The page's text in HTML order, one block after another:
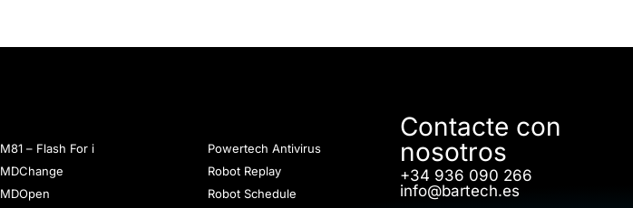
M81 – Flash For i
MDChange
MDOpen
Powertech Antivirus
Robot Replay
Robot Schedule
Contacte con
nosotros
+34 936 090 266
info@bartech.es